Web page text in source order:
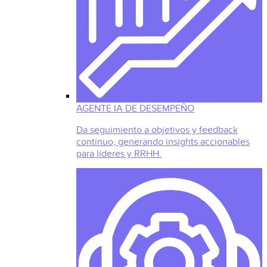
AGENTE IA DE DESEMPEÑO
Da seguimiento a objetivos y feedback
continuo, generando insights accionables
para líderes y RRHH.